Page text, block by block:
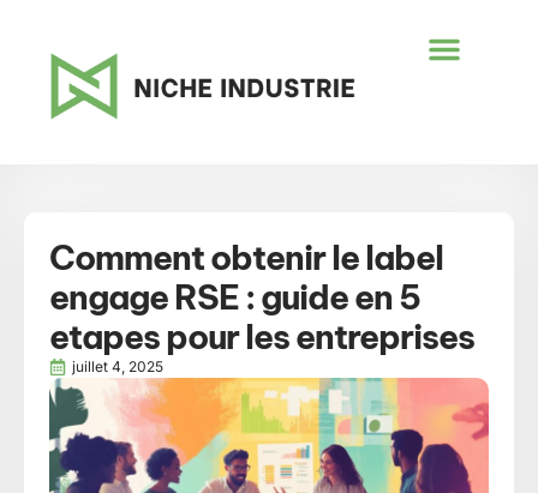
Comment obtenir le label
engage RSE : guide en 5
etapes pour les entreprises
juillet 4, 2025